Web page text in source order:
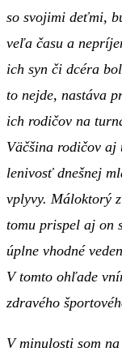
so svojimi deťmi,
veľa času a
ich syn či dcéra
to nejde, nastáva
ich rodičov na
Väčšina rodičov aj
lenivosť dnešnej
vplyvy. Máloktorý
tomu prispel aj on
úplne vhodné
V tomto ohľade
zdravého
V minulosti som